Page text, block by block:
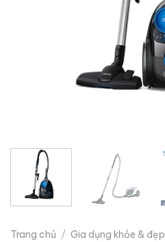
Trang chủ / Gia dụng khỏe & đẹp